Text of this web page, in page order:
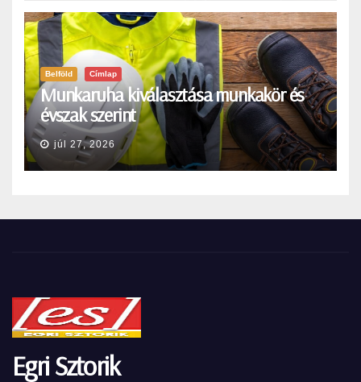
Belföld Címlap
Munkaruha kiválasztása munkakör és
évszak szerint
júl 27, 2026
Egri Sztorik